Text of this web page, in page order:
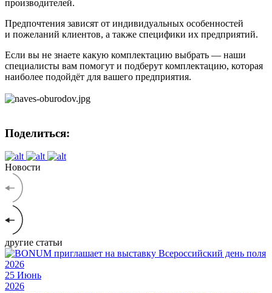
производителей.
Предпочтения зависят от индивидуальных особенностей
и пожеланий клиентов, а также специфики их предприятий.
Если вы не знаете какую комплектацию выбрать — наши
специалисты вам помогут и подберут комплектацию, которая
наиболее подойдёт для вашего предприятия.
Поделиться:
Новости
другие статьи
25 Июнь
2026